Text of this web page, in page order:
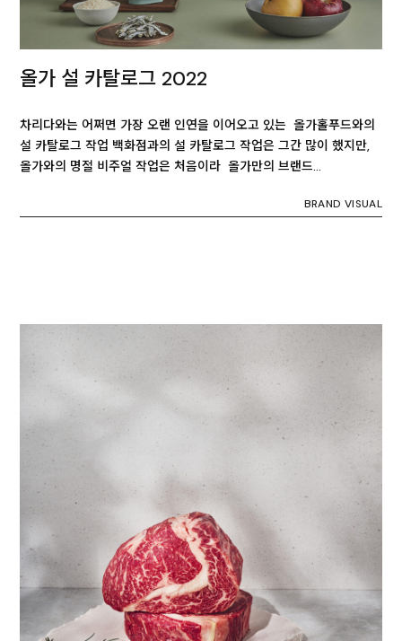
올가 설 카탈로그 2022
차리다와는 어쩌면 가장 오랜 인연을 이어오고 있는 올가홀푸드와의
설 카탈로그 작업 백화점과의 설 카탈로그 작업은 그간 많이 했지만,
올가와의 명절 비주얼 작업은 처음이라 올가만의 브랜드…
BRAND VISUAL